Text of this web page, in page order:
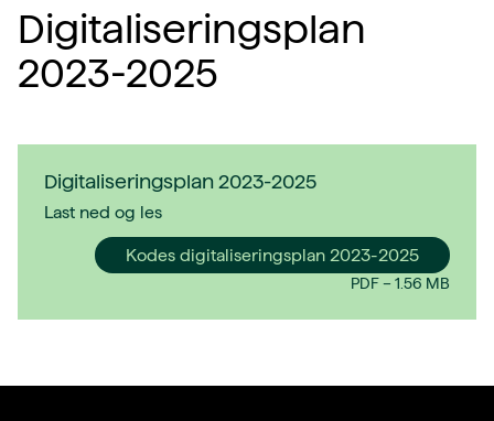
Digitaliseringsplan
2023-2025
Digitaliseringsplan 2023-2025
Last ned og les
Kodes digitaliseringsplan 2023-2025
PDF– 1.56 MB